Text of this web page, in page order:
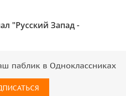
"Русский Запад -
паблик в Одноклассниках